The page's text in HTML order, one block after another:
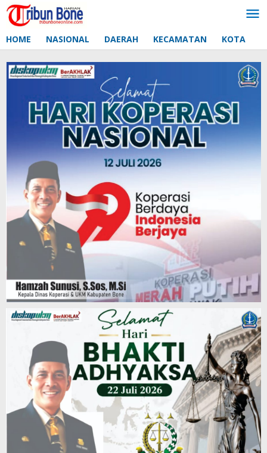
Lewati
ke
HOME NASIONAL DAERAH KECAMATAN KOTA